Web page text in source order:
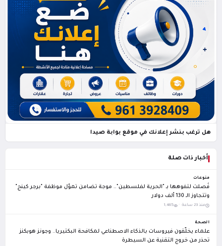
هل ترغب بنشر إعلانك في موقع بوابة صيدا
أخبار ذات صلة
منوعات
فُصلت لتفوهها بـ "الحرية لفلسطين".. موجة تضامن تموّل موظفة "برجر كينج"
وتتجاوز الـ 130 ألف دولار
منذ 23 ساعة · 1,465
الصحة
علماء يخلّقون فيروسات بالذكاء الاصطناعي لمكافحة البكتيريا.. وجونز هوبكنز
تحذر من خروج التقنية عن السيطرة